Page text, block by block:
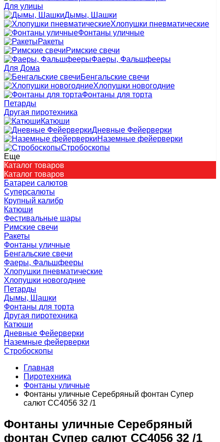
Для улицы
Дымы, Шашки
Хлопушки пневматические
Фонтаны уличные
Ракеты
Римские свечи
Фаеры, Фальшфееры
Для Дома
Бенгальские свечи
Хлопушки новогодние
Фонтаны для торта
Петарды
Другая пиротехника
Катюши
Дневные Фейерверки
Наземные фейерверки
Стробоскопы
Еще
Каталог товаров
Каталог товаров
Батареи салютов
Суперсалюты
Крупный калибр
Катюши
Фестивальные шары
Римские свечи
Ракеты
Фонтаны уличные
Бенгальские свечи
Фаеры, Фальшфееры
Хлопушки пневматические
Хлопушки новогодние
Петарды
Дымы, Шашки
Фонтаны для торта
Другая пиротехника
Катюши
Дневные Фейерверки
Наземные фейерверки
Стробоскопы
Главная
Пиротехника
Фонтаны уличные
Фонтаны уличные Серебряный фонтан Супер
салют CC4056 32 /1
Фонтаны уличные Серебряный
фонтан Супер салют CC4056 32 /1